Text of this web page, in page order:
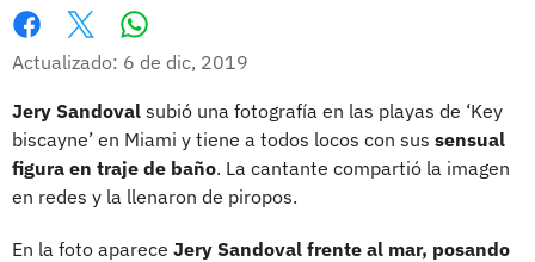
Facebook
X
Actualizado: 6 de dic, 2019
Jery Sandoval subió una fotografía en las playas de ‘Key
biscayne’ en Miami y tiene a todos locos con sus sensual
figura en traje de baño. La cantante compartió la imagen
en redes y la llenaron de piropos.
En la foto aparece Jery Sandoval frente al mar, posando